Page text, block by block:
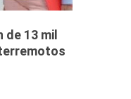
de 13 mil